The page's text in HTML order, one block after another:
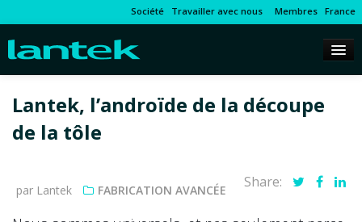
Société Travailler avec nous Membres France
Lantek, l’androïde de la découpe
de la tôle
par Lantek FABRICATION AVANCÉE Share: